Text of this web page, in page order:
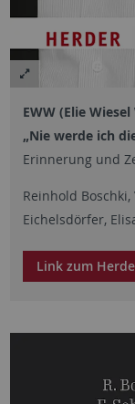
EWW (Elie
„Nie werde ich
Erinnerung und
Reinhold
Eichelsdörfer,
Link zum